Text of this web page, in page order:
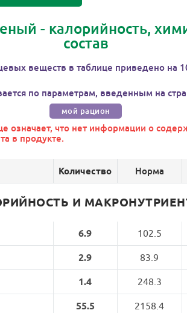
- калорийность,
состав
веществ в таблице приведено на
по параметрам, введенным на
мой рацион
означает, что нет информации о
в продукте.
Количество Норма
И
6.9 102.5
2.9 83.9
1.4 248.3
55.5 2158.4